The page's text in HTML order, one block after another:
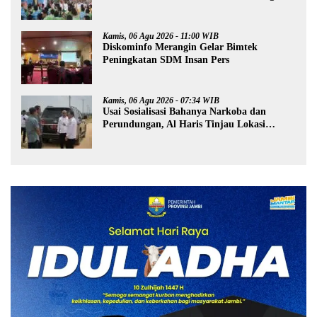
Kamis, 06 Agu 2026 - 11:00 WIB
Diskominfo Merangin Gelar Bimtek
Peningkatan SDM Insan Pers
Kamis, 06 Agu 2026 - 07:34 WIB
Usai Sosialisasi Bahanya Narkoba dan
Perundungan, Al Haris Tinjau Lokasi